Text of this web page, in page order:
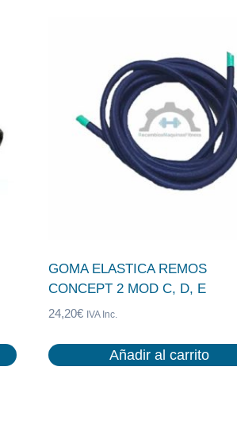
GOMA ELASTICA REMOS
CONCEPT 2 MOD C, D, E
24,20€ IVA Inc.
Añadir al carrito